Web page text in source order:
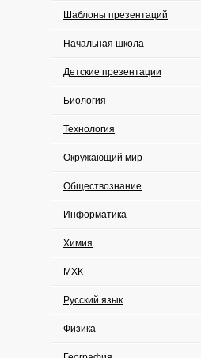
Шаблоны презентаций
Начальная школа
Детские презентации
Биология
Технология
Окружающий мир
Обществознание
Информатика
Химия
МХК
Русский язык
Физика